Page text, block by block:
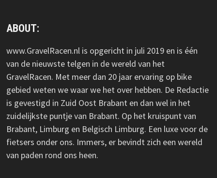
ABOUT:
www.GravelRacen.nl is opgericht in juli 2019 en is één
van de nieuwste telgen in de wereld van het
GravelRacen. Met meer dan 20 jaar ervaring op bike
gebied weten we waar we het over hebben. De Redactie
is gevestigd in Zuid Oost Brabant en dan wel in het
zuidelijkste puntje van Brabant. Op het kruispunt van
Brabant, Limburg en Belgisch Limburg. Een luxe voor de
fietsers onder ons. Immers, er bevindt zich een wereld
van paden rond ons heen.